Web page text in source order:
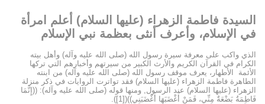
السيدة فاطمة الزهراء (عليها السلام) أعلم امرأة
في الإسلام، وأعرف أنثى بعظمة نبي الإسلام
الذي واكب على معرفة سيرة رسول الله (صلى الله عليه وآله) وأهل بيته
الكرام في القرآن الكريم والأرث الكبير من سيرتهم وأخبارهم التي تركها
الأئمة الأطهار، يعرف موقف رسول الله (صلى الله عليه وآله) من ابنته
الطاهرة فاطمة الزهراء (عليها السلام) فقد تواترت الروايات في ذكر منزلة
الزهراء (عليها السلام) عند الرسول, ومنها قوله (صلى الله عليه وآله): ((إِنَّمَا
فَاطِمَةُ بَضْعَةٌ مِنِّي، فَمَنْ أَغْضَبَهَا أَغْضَبَنِي))([1]).